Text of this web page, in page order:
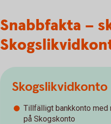
Snabbfakta –
Skogslikvidkonto
Tillfälligt bankkonto med
på Skogskonto